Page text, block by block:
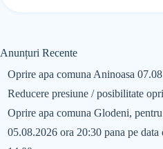
Anunțuri Recente
Oprire apa comuna Aninoasa
Reducere presiune / posibilitate
Oprire apa comuna Glodeni,
05.08.2026 ora 20:30 pana pe